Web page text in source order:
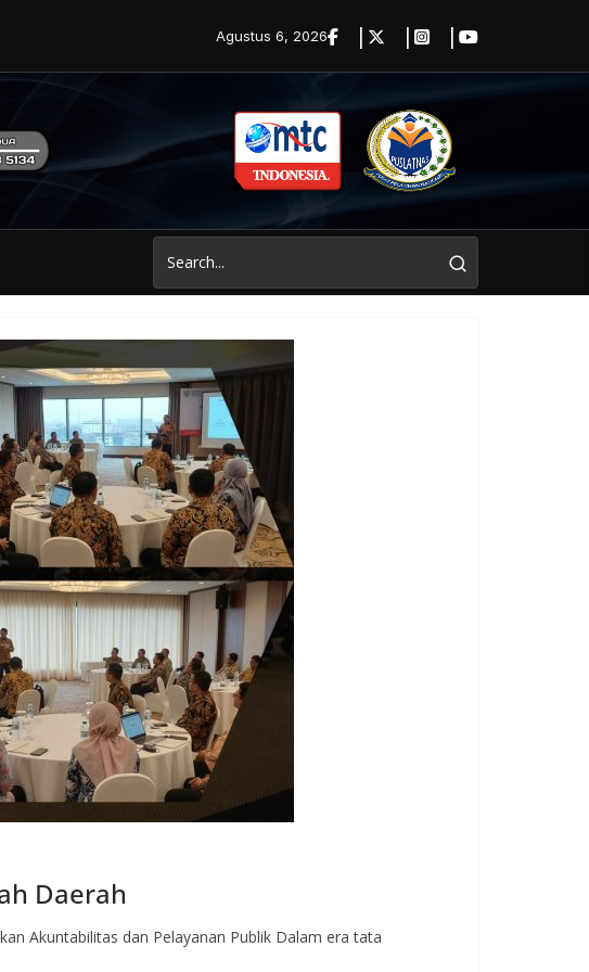
Agustus 6, 2026
Daerah
Akuntabilitas dan Pelayanan Publik Dalam era tata